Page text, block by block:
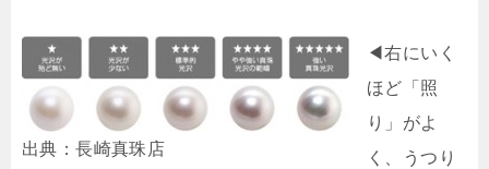
出典：長崎真珠店
◀︎右にいく
ほど「照
り」がよ
く、うつり